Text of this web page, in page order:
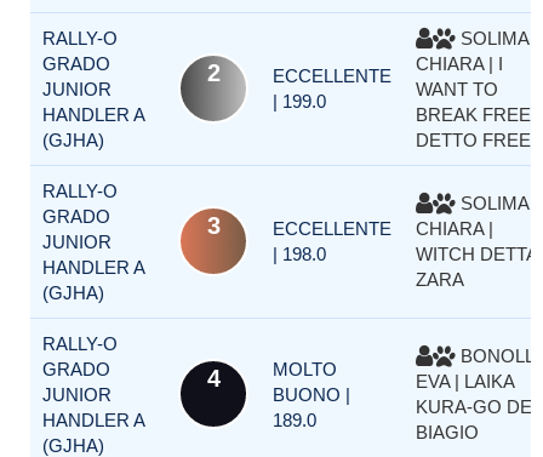
RALLY-O
GRADO
JUNIOR
HANDLER A
(GJHA)
2
ECCELLENTE
| 199.0
SOLIMAN
CHIARA | I
WANT TO
BREAK FREE
DETTO FREE
RALLY-O
GRADO
JUNIOR
HANDLER A
(GJHA)
3
ECCELLENTE
| 198.0
SOLIMAN
CHIARA |
WITCH DETTA
ZARA
RALLY-O
GRADO
JUNIOR
HANDLER A
(GJHA)
4
MOLTO
BUONO |
189.0
EVA | LAIKA
KURA-GO DEL
BIAGIO